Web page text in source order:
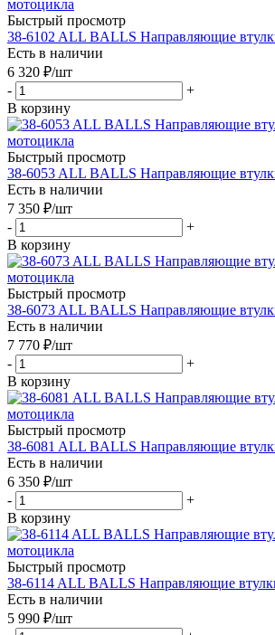
Быстрый просмотр
38-6102 ALL BALLS Направляющие
Есть в наличии
6 320 ₽/шт
-
+
В корзину
Быстрый просмотр
38-6053 ALL BALLS Направляющие
Есть в наличии
7 350 ₽/шт
-
+
В корзину
Быстрый просмотр
38-6073 ALL BALLS Направляющие
Есть в наличии
7 770 ₽/шт
-
+
В корзину
Быстрый просмотр
38-6081 ALL BALLS Направляющие
Есть в наличии
6 350 ₽/шт
-
+
В корзину
Быстрый просмотр
38-6114 ALL BALLS Направляющие
Есть в наличии
5 990 ₽/шт